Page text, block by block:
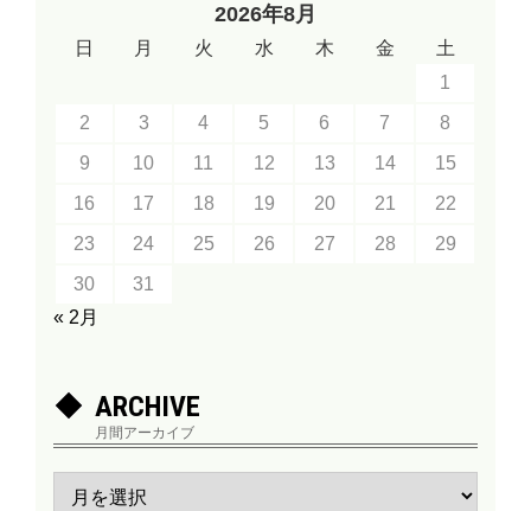
2026年8月
日 月 火 水 木 金
土
1
2
3 4 5 6 7
8
9
10 11 12 13 14
15
16
17 18 19 20 21
22
23
24 25 26 27 28
29
30
31
« 2月
ARCHIVE
月間アーカイブ